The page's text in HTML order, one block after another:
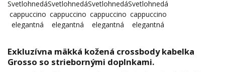
Exkluzívna mäkká kožená crossbody kabelka
Grosso so striebornými doplnkami.